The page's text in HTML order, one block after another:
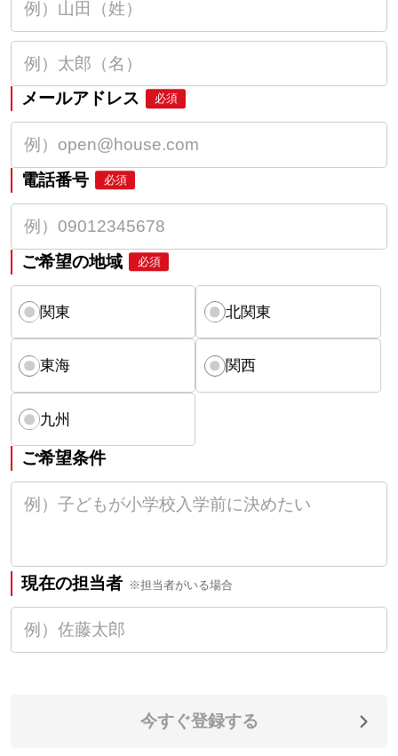
メールアドレス 必須
電話番号 必須
ご希望の地域 必須
関東 北関東
東海 関西
九州
ご希望条件
現在の担当者 ※担当者がいる場合
今すぐ登録する